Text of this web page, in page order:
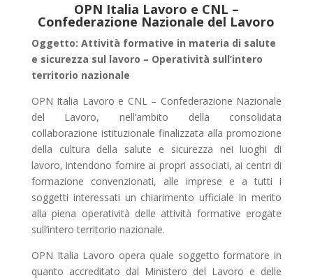
OPN Italia Lavoro e CNL –
Confederazione Nazionale del Lavoro
Oggetto: Attività formative in materia di salute
e sicurezza sul lavoro – Operatività sull’intero
territorio nazionale
OPN Italia Lavoro e CNL – Confederazione Nazionale
del Lavoro, nell’ambito della consolidata
collaborazione istituzionale finalizzata alla promozione
della cultura della salute e sicurezza nei luoghi di
lavoro, intendono fornire ai propri associati, ai centri di
formazione convenzionati, alle imprese e a tutti i
soggetti interessati un chiarimento ufficiale in merito
alla piena operatività delle attività formative erogate
sull’intero territorio nazionale.
OPN Italia Lavoro opera quale soggetto formatore in
quanto accreditato dal Ministero del Lavoro e delle